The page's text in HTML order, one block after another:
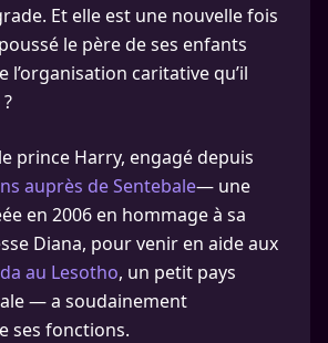
Et elle est une nouvelle fois
le père de ses enfants
l’organisation caritative qu’il
prince Harry, engagé depuis
auprès de Sentebale— une
en 2006 en hommage à sa
Diana, pour venir en aide aux
au Lesotho, un petit pays
— a soudainement
ses fonctions.